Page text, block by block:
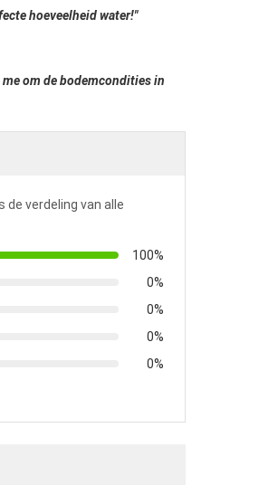
hoeveelheid water!"
om de bodemcondities in
de verdeling van alle
100%
0%
0%
0%
0%